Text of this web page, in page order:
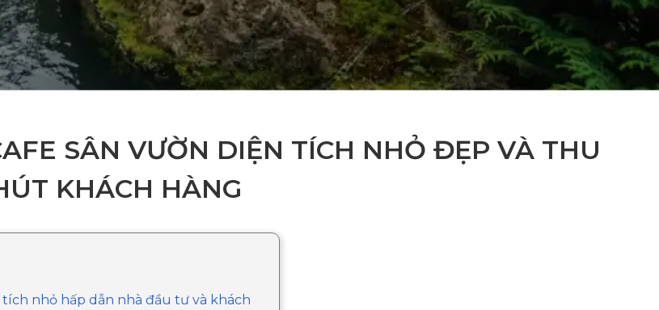
SÂN VƯỜN DIỆN TÍCH NHỎ ĐẸP VÀ THU
KHÁCH HÀNG
nhỏ hấp dẫn nhà đầu tư và khách